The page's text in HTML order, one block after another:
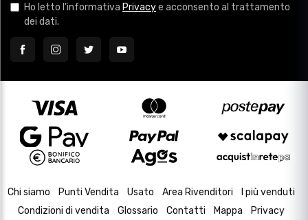
Ho letto l'informativa Privacye acconsento al trattamento
dei dati.
Chi siamo Punti Vendita Usato Area Rivenditori
I più venduti
Condizioni di vendita
Glossario Contatti Mappa Privacy